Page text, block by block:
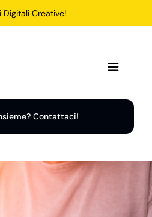
Digitali Creative!
Toggle
Contattaci!